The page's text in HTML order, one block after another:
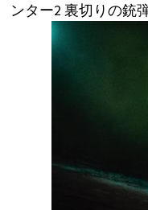
ンター2 裏切りの銃